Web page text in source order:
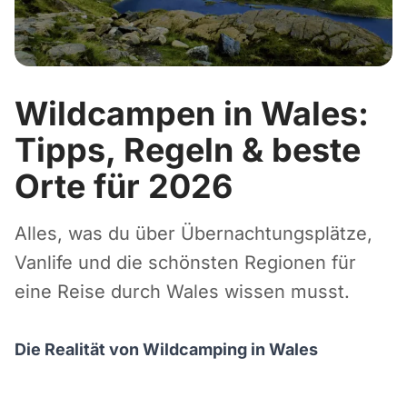
Wildcampen in Wales:
Tipps, Regeln & beste
Orte für 2026
Alles, was du über Übernachtungsplätze,
Vanlife und die schönsten Regionen für
eine Reise durch Wales wissen musst.
Die Realität von Wildcamping in Wales